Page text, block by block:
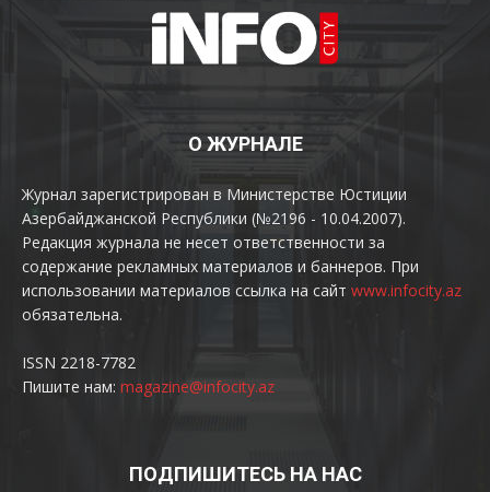
О ЖУРНАЛЕ
Журнал зарегистрирован в Министерстве Юстиции
Азербайджанской Республики (№2196 - 10.04.2007).
Редакция журнала не несет ответственности за
содержание рекламных материалов и баннеров. При
использовании материалов ссылка на сайт www.infocity.az
обязательна.
ISSN 2218-7782
Пишите нам: magazine@infocity.az
ПОДПИШИТЕСЬ НА НАС